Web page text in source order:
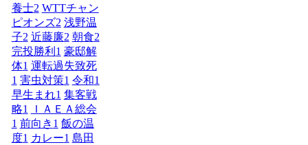
養士2 WTTチャン
ピオンズ2 浅野温
子2 近藤廉2 朝食2
完投勝利 1 豪邸解
体1 運転過失致死
1 害虫対策1 令和1
早生まれ1 集客戦
略1
ＩＡＥＡ総会
1 前向き 1 飯の温
度1 カレー1 島田